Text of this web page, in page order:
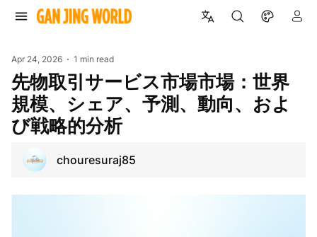
Apr 24, 2026 1 min read
先物取引サービス市場市場：世界
規模、シェア、予測、動向、およ
び戦略的分析
chouresuraj85